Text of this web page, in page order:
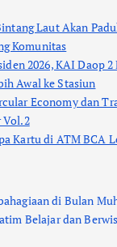
Laut Akan
Komunitas
2026, KAI Daop
Awal ke Stasiun
Economy dan
Vol.2
Kartu di ATM BCA
di Bulan
Belajar dan